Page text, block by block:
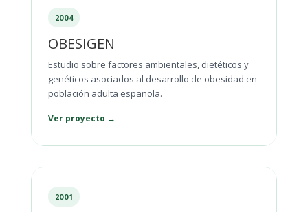
2004
OBESIGEN
Estudio sobre factores ambientales, dietéticos y
genéticos asociados al desarrollo de obesidad en
población adulta española.
Ver proyecto →
2001